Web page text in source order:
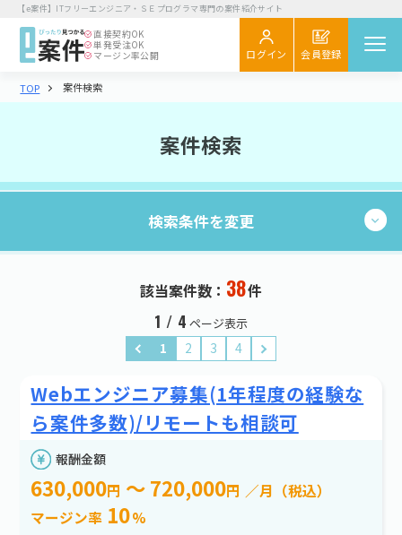
【e案件】ITフリーエンジニア・ＳＥプログラマ専門の案件紹介サイト
ログイン 会員登録
直接契約OK
単発受注OK
マージン率公開
案件を探す 閲覧履歴
エンジニア向け
初めてご利用の企業さまへ
お役立ち情報
e案件とは？ 新着情報
よくある質問
TOP 案件検索
案件検索
検索条件を変更
38
業種・職種を選択する
エリア
エリアを選択する
報酬金額
検索する
該当案件数： 38件
1 / 4 ページ表示
1 2 3 4
Webエンジニア募集(1年程度の経験な
ら案件多数)/リモートも相談可
報酬金額
630,000円 ～ 720,000円 ／月（税込）
マージン率 10%